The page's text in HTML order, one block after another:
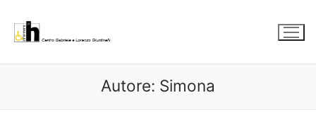
contenuto
Autore: Simona